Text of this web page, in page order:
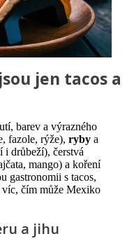
jen tacos a
barev a výrazného
fazole, rýže), ryby a
i drůbeží), čerstvá
mango) a koření
gastronomii s tacos,
víc, čím může Mexiko
a jihu